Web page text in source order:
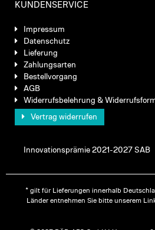
KUNDENSERVICE
Impressum
Datenschutz
Lieferung
Zahlungsarten
Bestellvorgang
AGB
Widerrufsbelehrung &
Vertrag widerrufen
Innovationsprämie 2021-2027 SAB
* gilt für Lieferungen innerhalb
Länder entnehmen Sie bitte unserem